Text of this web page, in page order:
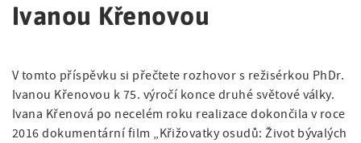
Ivanou Křenovou
V tomto příspěvku si přečtete rozhovor s režisérkou PhDr.
Ivanou Křenovou k 75. výročí konce druhé světové války.
Ivana Křenová po necelém roku realizace dokončila v roce
2016 dokumentární film „Křižovatky osudů: Život bývalých